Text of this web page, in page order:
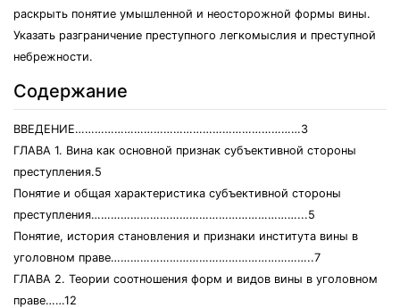
раскрыть понятие умышленной и неосторожной формы вины.
Указать разграничение преступного легкомыслия и преступной
небрежности.
Содержание
ВВЕДЕНИЕ……………………………………………………………3
ГЛАВА 1. Вина как основной признак субъективной стороны
преступления.5
Понятие и общая характеристика субъективной стороны
преступления………………………………………………………...5
Понятие, история становления и признаки института вины в
уголовном праве……………………………………………………..7
ГЛАВА 2. Теории соотношения форм и видов вины в уголовном
праве……12